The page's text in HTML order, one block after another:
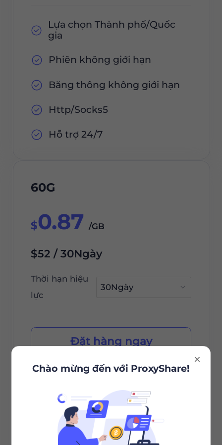
Lựa chọn Thành phố/Quốc
gia
Phiên không giới hạn
Băng thông không giới hạn
Http/Socks5
Hỗ trợ 24/7
60G
$0.87 /GB
$52 / 30Ngày
Thời hạn hiệu
lực
Đặt hàng ngay
Lựa chọn Thành phố/Quốc
gia
Phiên không giới hạn
Chào mừng đến với ProxyShare!